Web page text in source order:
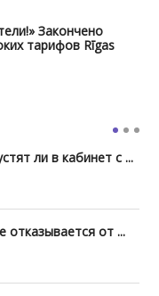
Закончено
тарифов Rīgas
ли в кабинет с ...
отказывается от ...